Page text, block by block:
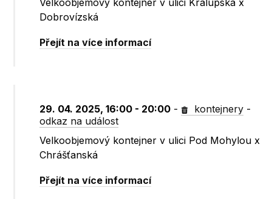
Velkoobjemový kontejner v ulici Kralupská x
Dobrovízská
Přejít na více informací
29. 04. 2025, 16:00 - 20:00 - kontejnery -
odkaz na událost
Velkoobjemový kontejner v ulici Pod Mohylou x
Chrášťanská
Přejít na více informací